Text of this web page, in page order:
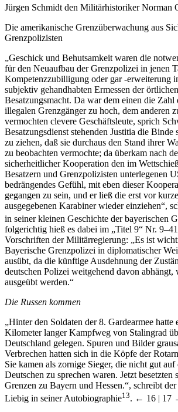
Jürgen Schmidt den Militärhistoriker Norman
Die amerikanische Grenzüberwachung aus
Grenzpolizisten
„Geschick und Behutsamkeit waren die
für den Neuaufbau der Grenzpolizei in jenen
Kompetenzzubilligung oder gar -erweiterung
subjektiv gehandhabten Ermessen der
Besatzungsmacht. Da war dem einen die Zahl
illegalen Grenzgänger zu hoch, dem anderen
vermochten clevere Geschäftsleute, sprich
Besatzungsdienst stehenden Justitia die Binde
zu ziehen, daß sie durchaus den Stand ihrer
zu beobachten vermochte; da überkam nach
sicherheitlicher Kooperation den im
Besatzern und Grenzpolizisten unterlegenen
bedrängendes Gefühl, mit eben dieser
gegangen zu sein, und er ließ die erst vor
ausgegebenen Karabiner wieder einziehen“,
in seiner kleinen Geschichte der bayerischen
folgerichtig hieß es dabei im „Titel 9“ Nr.
Vorschriften der Militärregierung: „Es ist
Bayerische Grenzpolizei in diplomatischer
ausübt, da die künftige Ausdehnung der
deutschen Polizei weitgehend davon abhängt,
ausgeübt werden.“
Die Russen kommen
„Hinter den Soldaten der 8. Gardearmee hatte
Kilometer langer Kampfweg von Stalingrad
Deutschland gelegen. Spuren und Bilder
Verbrechen hatten sich in die Köpfe der
Sie kamen als zornige Sieger, die nicht gut auf
Deutschen zu sprechen waren. Jetzt
Grenzen zu Bayern und Hessen.“, schreibt
Liebig in seiner Autobiographie13. ← 16 | 17